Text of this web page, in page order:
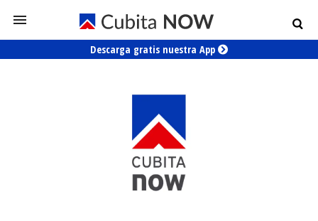
Descarga gratis nuestra App